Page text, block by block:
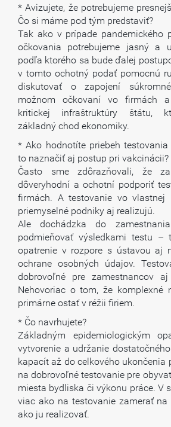
* Avizujete, že potrebujeme
Čo si máme pod tým predstaviť?
Tak ako v prípade pandemického
očkovania potrebujeme jasný a
podľa ktorého sa bude ďalej
v tomto ochotný podať pomocnú
diskutovať o zapojení
možnom očkovaní vo firmách
kritickej infraštruktúry štátu,
základný chod ekonomiky.
* Ako hodnotíte priebeh
to naznačiť aj postup pri vakcinácii?
Často sme zdôrazňovali, že
dôveryhodní a ochotní podporiť
firmách. A testovanie vo vlastnej
priemyselné podniky aj realizujú.
Ale dochádzka do
podmieňovať výsledkami testu –
opatrenie v rozpore s ústavou aj
ochrane osobných údajov.
dobrovoľné pre zamestnancov aj
Nehovoriac o tom, že komplexné
primárne ostať v réžii firiem.
* Čo navrhujete?
Základným epidemiologickým
vytvorenie a udržanie
kapacít až do celkového ukončenia
na dobrovoľné testovanie pre
miesta bydliska či výkonu práce. V
viac ako na testovanie zamerať
ako ju realizovať.